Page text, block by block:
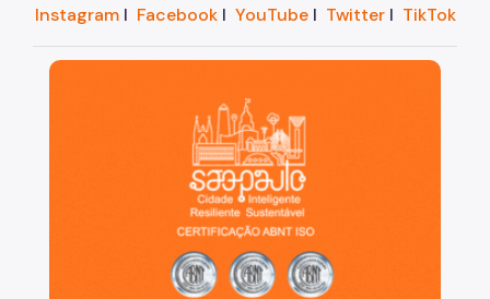
InstagramI FacebookI YouTubeI TwitterI TikTok
São Paulo, cidade inteligente, resiliente e sustentável